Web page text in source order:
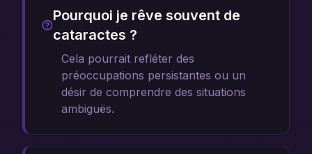
Pourquoi je rêve souvent de
cataractes ?
Cela pourrait refléter des
préoccupations persistantes ou un
désir de comprendre des situations
ambiguës.